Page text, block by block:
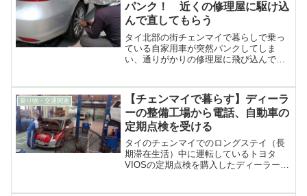
パンク！ 近くの修理屋に駆け込
んで直してもらう
タイ北部の街チェンマイで暮らしで乗っ
ている自家用車が突然パンクしてしま
い、通りがかりの修理屋に飛び込んで直
乗り物・交通関連
【チェンマイで暮らす】ディーラ
ーの整備工場から電話、自動車の
定期点検を受ける
タイのチェンマイでのロングステイ（長
期滞在生活）中に運転しているトヨタ
VIOSの定期点検を購入したディーラーの